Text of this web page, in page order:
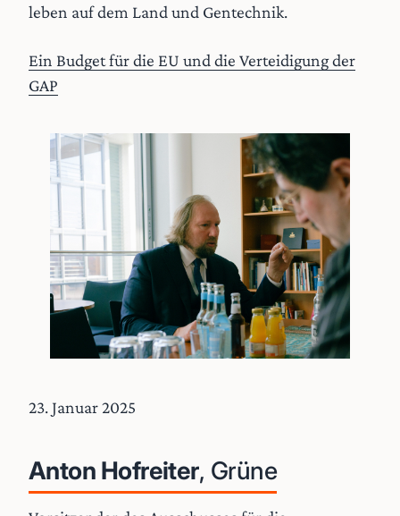
leben auf dem Land und Gentechnik.
Ein Budget für die EU und die Verteidigung der
GAP
23. Januar 2025
Anton Hofreiter, Grüne